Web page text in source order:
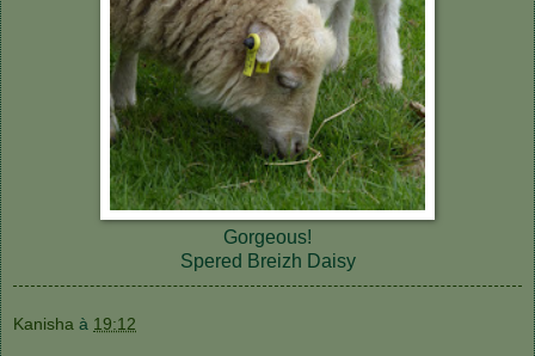
Gorgeous!
Spered Breizh Daisy
Kanisha à 19:12